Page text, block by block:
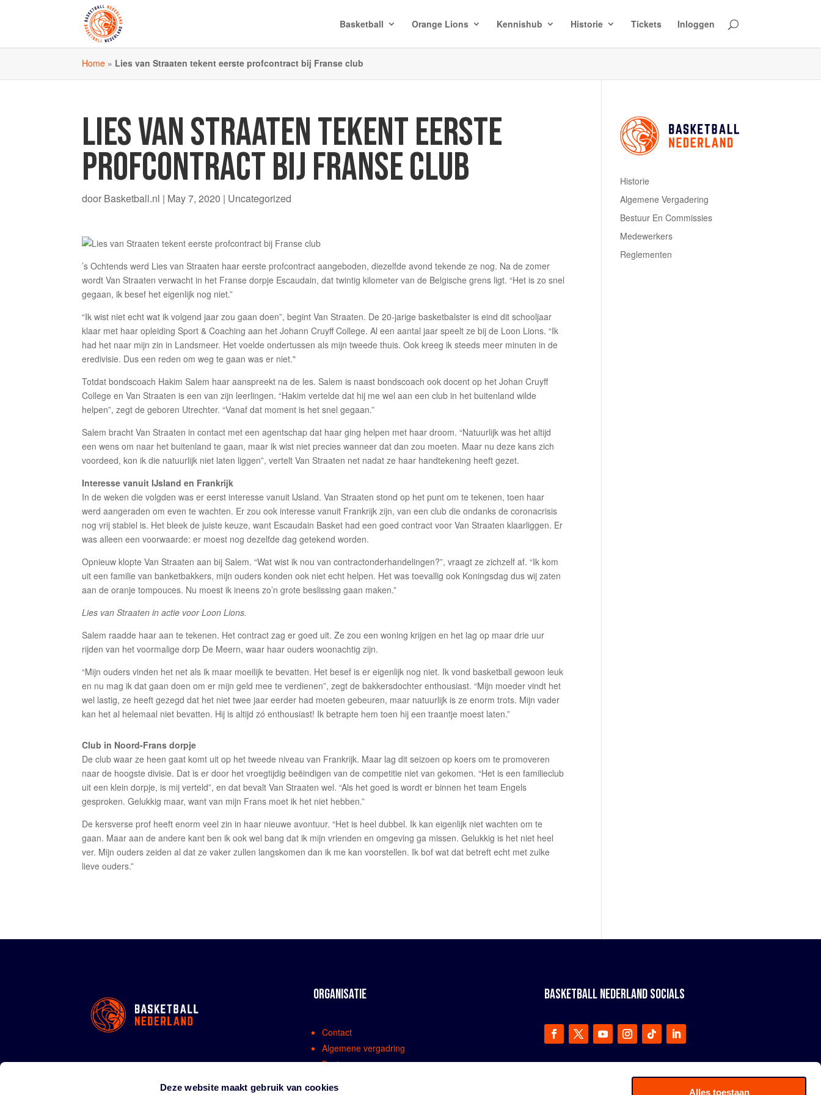
Deze website maakt gebruik van cookies Alles toestaan
Basketball Orange Lions Kennishub Historie Tickets Inloggen
Home » Lies van Straaten tekent eerste profcontract bij Franse club
LIES VAN STRAATEN TEKENT EERSTE
PROFCONTRACT BIJ FRANSE CLUB
door Basketball.nl | May 7, 2020 | Uncategorized
’s Ochtends werd Lies van Straaten haar eerste profcontract aangeboden, diezelfde avond tekende ze nog. Na de zomer
wordt Van Straaten verwacht in het Franse dorpje Escaudain, dat twintig kilometer van de Belgische grens ligt. “Het is zo snel
gegaan, ik besef het eigenlijk nog niet.”
“Ik wist niet echt wat ik volgend jaar zou gaan doen”, begint Van Straaten. De 20-jarige basketbalster is eind dit schooljaar
klaar met haar opleiding Sport & Coaching aan het Johann Cruyff College. Al een aantal jaar speelt ze bij de Loon Lions. “Ik
had het naar mijn zin in Landsmeer. Het voelde ondertussen als mijn tweede thuis. Ook kreeg ik steeds meer minuten in de
eredivisie. Dus een reden om weg te gaan was er niet."
Totdat bondscoach Hakim Salem haar aanspreekt na de les. Salem is naast bondscoach ook docent op het Johan Cruyff
College en Van Straaten is een van zijn leerlingen. “Hakim vertelde dat hij me wel aan een club in het buitenland wilde
helpen”, zegt de geboren Utrechter. “Vanaf dat moment is het snel gegaan.”
Salem bracht Van Straaten in contact met een agentschap dat haar ging helpen met haar droom. “Natuurlijk was het altijd
een wens om naar het buitenland te gaan, maar ik wist niet precies wanneer dat dan zou moeten. Maar nu deze kans zich
voordeed, kon ik die natuurlijk niet laten liggen”, vertelt Van Straaten net nadat ze haar handtekening heeft gezet.
Interesse vanuit IJsland en Frankrijk
In de weken die volgden was er eerst interesse vanuit IJsland. Van Straaten stond op het punt om te tekenen, toen haar
werd aangeraden om even te wachten. Er zou ook interesse vanuit Frankrijk zijn, van een club die ondanks de coronacrisis
nog vrij stabiel is. Het bleek de juiste keuze, want Escaudain Basket had een goed contract voor Van Straaten klaarliggen. Er
was alleen een voorwaarde: er moest nog dezelfde dag getekend worden.
Opnieuw klopte Van Straaten aan bij Salem. “Wat wist ik nou van contractonderhandelingen?”, vraagt ze zichzelf af. “Ik kom
uit een familie van banketbakkers, mijn ouders konden ook niet echt helpen. Het was toevallig ook Koningsdag dus wij zaten
aan de oranje tompouces. Nu moest ik ineens zo’n grote beslissing gaan maken.”
Lies van Straaten in actie voor Loon Lions.
Salem raadde haar aan te tekenen. Het contract zag er goed uit. Ze zou een woning krijgen en het lag op maar drie uur
rijden van het voormalige dorp De Meern, waar haar ouders woonachtig zijn.
“Mijn ouders vinden het net als ik maar moeilijk te bevatten. Het besef is er eigenlijk nog niet. Ik vond basketball gewoon leuk
en nu mag ik dat gaan doen om er mijn geld mee te verdienen”, zegt de bakkersdochter enthousiast. “Mijn moeder vindt het
wel lastig, ze heeft gezegd dat het niet twee jaar eerder had moeten gebeuren, maar natuurlijk is ze enorm trots. Mijn vader
kan het al helemaal niet bevatten. Hij is altijd zó enthousiast! Ik betrapte hem toen hij een traantje moest laten.”
Club in Noord-Frans dorpje
De club waar ze heen gaat komt uit op het tweede niveau van Frankrijk. Maar lag dit seizoen op koers om te promoveren
naar de hoogste divisie. Dat is er door het vroegtijdig beëindigen van de competitie niet van gekomen. “Het is een familieclub
uit een klein dorpje, is mij verteld”, en dat bevalt Van Straaten wel. “Als het goed is wordt er binnen het team Engels
gesproken. Gelukkig maar, want van mijn Frans moet ik het niet hebben.”
De kersverse prof heeft enorm veel zin in haar nieuwe avontuur. “Het is heel dubbel. Ik kan eigenlijk niet wachten om te
gaan. Maar aan de andere kant ben ik ook wel bang dat ik mijn vrienden en omgeving ga missen. Gelukkig is het niet heel
ver. Mijn ouders zeiden al dat ze vaker zullen langskomen dan ik me kan voorstellen. Ik bof wat dat betreft echt met zulke
lieve ouders.”
Historie
Algemene Vergadering
Bestuur En Commissies
Medewerkers
Reglementen
ORGANISATIE
Contact
Algemene vergadring
Bestuur
BASKETBALL NEDERLAND SOCIALS